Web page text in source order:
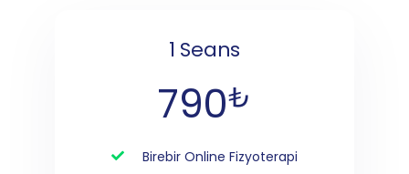
1 Seans
790₺
Birebir Online Fizyoterapi